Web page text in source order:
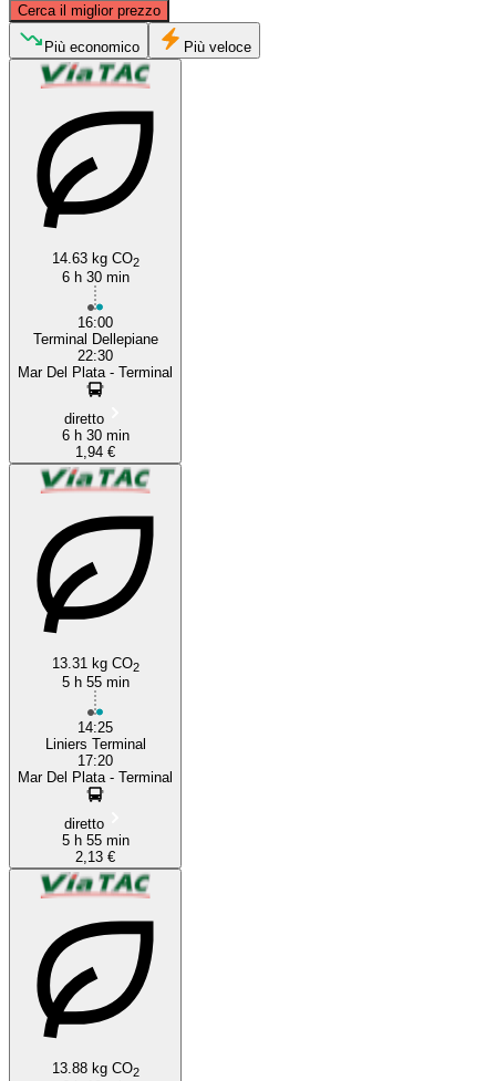
Cerca il miglior prezzo
Buenos Aires
Più economico Più veloce
14.63 kg CO2
6 h 30 min
16:00
Terminal Dellepiane
22:30
Mar Del Plata - Terminal
diretto
6 h 30 min
1,94 €
13.31 kg CO2
5 h 55 min
14:25
Liniers Terminal
17:20
Mar Del Plata - Terminal
diretto
5 h 55 min
2,13 €
13.88 kg CO2